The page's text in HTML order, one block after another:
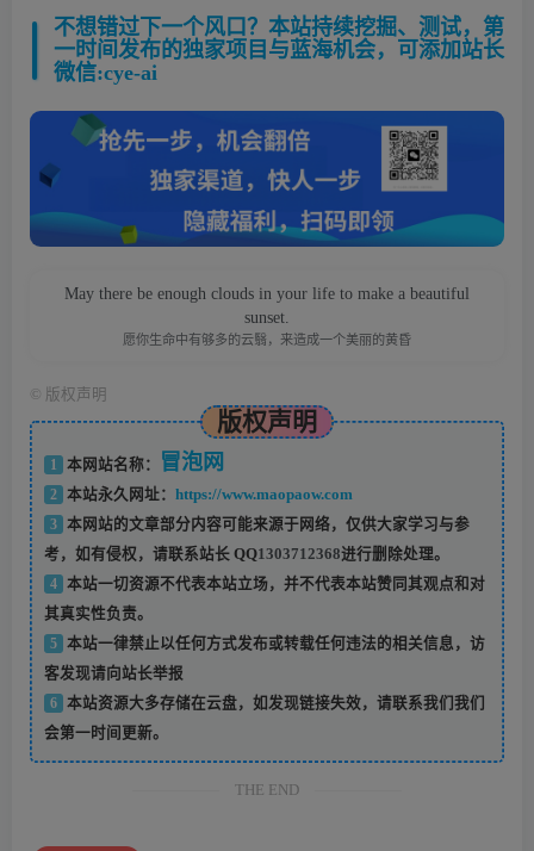
不想错过下一个风口？本站持续挖掘、测试，第
一时间发布的独家项目与蓝海机会，可添加站长
微信:cye-ai
May there be enough clouds in your life to make a beautiful
sunset.
愿你生命中有够多的云翳，来造成一个美丽的黄昏
版权声明
版权声明
1 本网站名称： 冒泡网
2 本站永久网址： https://www.maopaow.com
3
本网站的文章部分内容可能来源于网络，仅供大家学习与参
考，如有侵权，请联系站长 QQ1303712368进行删除处理。
4
本站一切资源不代表本站立场，并不代表本站赞同其观点和对
其真实性负责。
5
本站一律禁止以任何方式发布或转载任何违法的相关信息，访
客发现请向站长举报
6
本站资源大多存储在云盘，如发现链接失效，请联系我们我们
会第一时间更新。
THE END